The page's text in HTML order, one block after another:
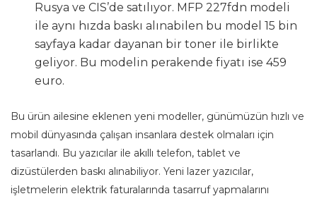
Rusya ve CIS’de satılıyor. MFP 227fdn modeli
ile aynı hızda baskı alınabilen bu model 15 bin
sayfaya kadar dayanan bir toner ile birlikte
geliyor. Bu modelin perakende fiyatı ise 459
euro.
Bu ürün ailesine eklenen yeni modeller, günümüzün hızlı ve
mobil dünyasında çalışan insanlara destek olmaları için
tasarlandı. Bu yazıcılar ile akıllı telefon, tablet ve
dizüstülerden baskı alınabiliyor. Yeni lazer yazıcılar,
işletmelerin elektrik faturalarında tasarruf yapmalarını